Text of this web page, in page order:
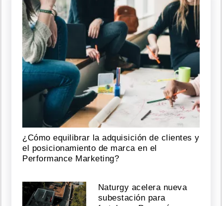
¿Cómo equilibrar la adquisición de clientes y
el posicionamiento de marca en el
Performance Marketing?
Naturgy acelera nueva
subestación para